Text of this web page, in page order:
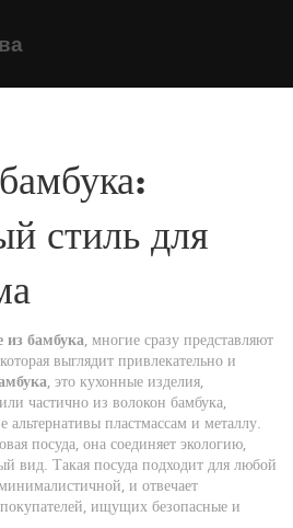
стиль для
из бамбука, многие сразу представляют
выглядит привлекательно и
, это кухонные изделия,
частично из волокон бамбука,
альтернативы пластмассам и металлу.
посуда, она соединяет экологию,
вид. Такая посуда подходит для любой
и отвечает
ищущих безопасные и